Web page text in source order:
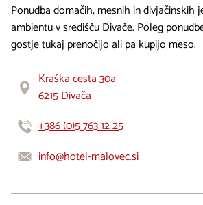
Ponudba domačih, mesnih in divjačinskih
ambientu v središču Divače. Poleg
gostje tukaj prenočijo ali pa kupijo meso.
Kraška cesta 30a
6215 Divača
+386 (0)5 763 12 25
info@hotel-malovec.si